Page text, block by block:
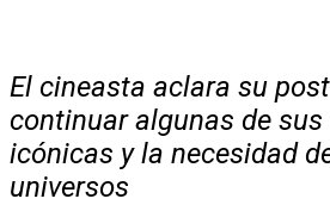
El cineasta aclara su
continuar algunas de
icónicas y la necesidad
universos